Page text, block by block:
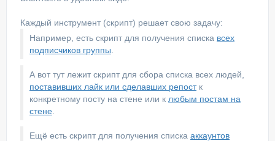
Каждый инструмент (скрипт) решает свою задачу:
Например, есть скрипт для получения списка всех
подписчиков группы
А вот тут лежит скрипт для сбора списка всех людей,
поставивших лайк или сделавших репостк
конкретному посту на стене или к любым постам на
стене
Ещё есть скрипт для получения списка аккаунтов